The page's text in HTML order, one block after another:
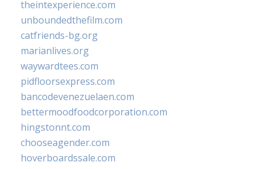
theintexperience.com
unboundedthefilm.com
catfriends-bg.org
marianlives.org
waywardtees.com
pidfloorsexpress.com
bancodevenezuelaen.com
bettermoodfoodcorporation.com
hingstonnt.com
chooseagender.com
hoverboardssale.com